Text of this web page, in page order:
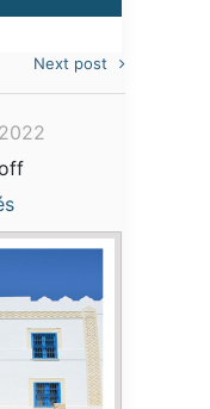
Next post